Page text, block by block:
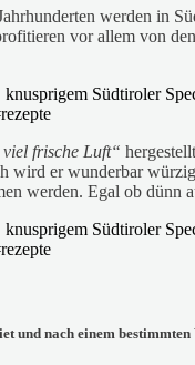
werden in
vor allem von
viel frische Luft“
er wunderbar
werden. Egal ob
und nach einem